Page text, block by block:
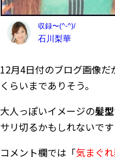
12月4日付のブログ画像
くらいまでありそう。
大人っぽいイメージの髪型
サリ切るかもしれないで
コメント欄では「気まぐ